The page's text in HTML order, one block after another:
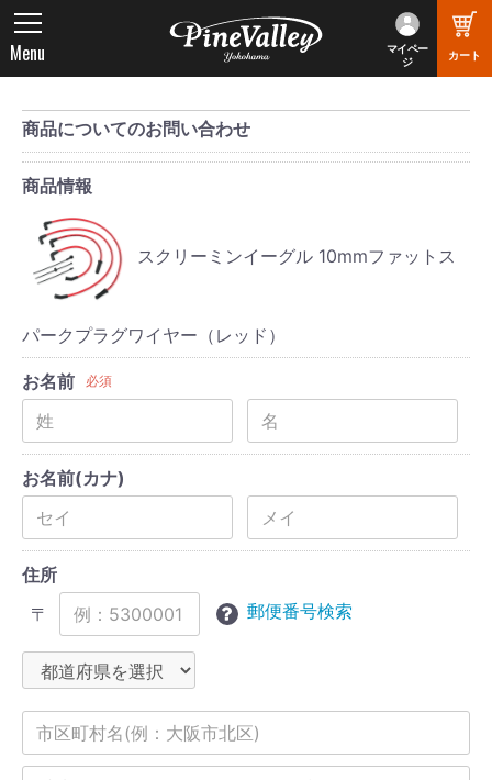
マイペー
ジ
カート
Menu
商品についてのお問い合わせ
商品情報
スクリーミンイーグル 10mmファットス
パークプラグワイヤー（レッド）
お名前 必須
お名前(カナ)
住所
〒
郵便番号検索